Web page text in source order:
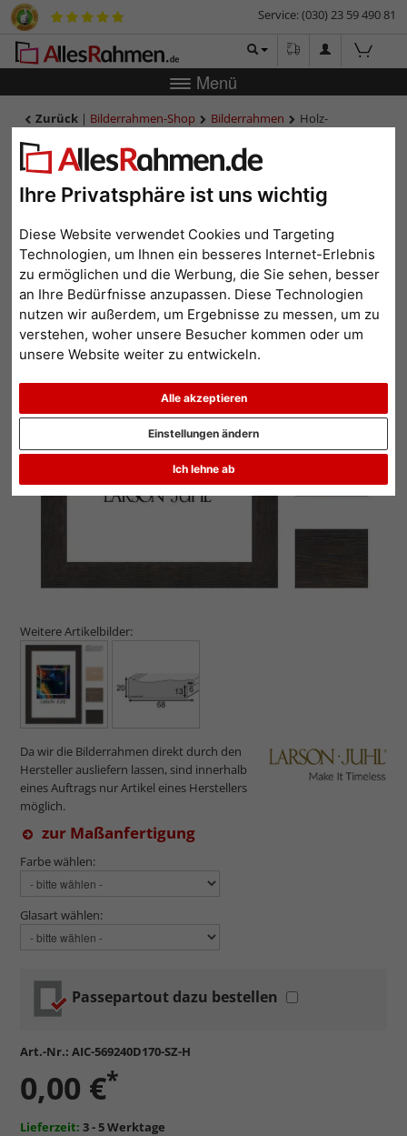
Ihre Privatsphäre ist uns wichtig
Diese Website verwendet Cookies und Targeting
Technologien, um Ihnen ein besseres Internet-Erlebnis
zu ermöglichen und die Werbung, die Sie sehen, besser
an Ihre Bedürfnisse anzupassen. Diese Technologien
nutzen wir außerdem, um Ergebnisse zu messen, um zu
verstehen, woher unsere Besucher kommen oder um
unsere Website weiter zu entwickeln.
Alle akzeptieren
Ich lehne ab
Einstellungen ändern
Service: (030) 23 59 490 81
Menü
Zurück | Bilderrahmen-Shop Bilderrahmen
Holz-
Holz-Bilderrahmen
Lancaster 6,8 -
Weitere Artikelbilder:
Da wir die Bilderrahmen direkt durch den
Hersteller ausliefern lassen, sind innerhalb
eines Auftrags nur Artikel eines Herstellers
möglich.
zur Maßanfertigung
Farbe wählen:
Glasart wählen:
Passepartout dazu bestellen
Art.-Nr.: AIC-569240D170-SZ-H
0,00 €*
Lieferzeit: 3 - 5 Werktage